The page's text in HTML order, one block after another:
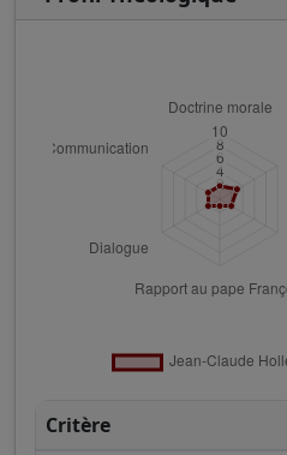
Critère